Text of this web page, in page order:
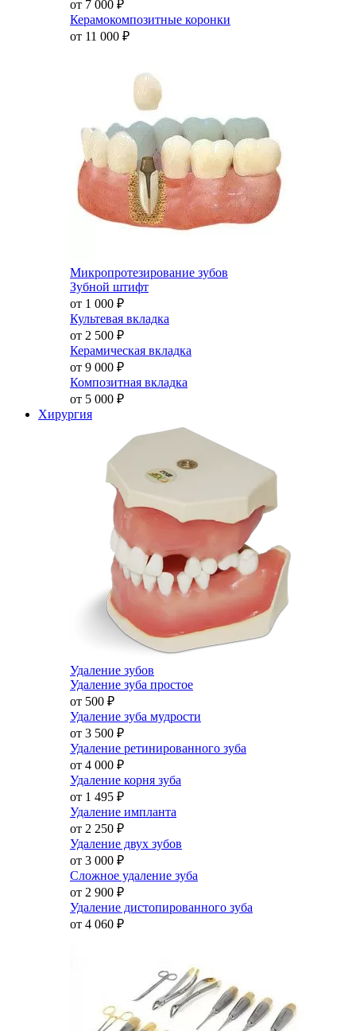
от 7 000 ₽
Керамокомпозитные коронки
от 11 000 ₽
Микропротезирование зубов
Зубной штифт
от 1 000 ₽
Культевая вкладка
от 2 500 ₽
Керамическая вкладка
от 9 000 ₽
Композитная вкладка
от 5 000 ₽
Хирургия
Удаление зубов
Удаление зуба простое
от 500 ₽
Удаление зуба мудрости
от 3 500 ₽
Удаление ретинированного зуба
от 4 000 ₽
Удаление корня зуба
от 1 495 ₽
Удаление импланта
от 2 250 ₽
Удаление двух зубов
от 3 000 ₽
Сложное удаление зуба
от 2 900 ₽
Удаление дистопированного зуба
от 4 060 ₽